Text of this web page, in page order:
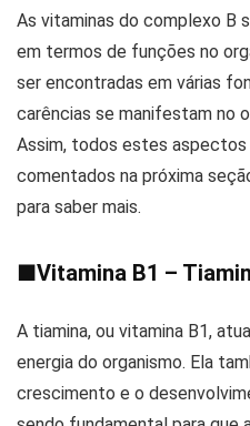
As vitaminas do complexo B
em termos de funções no
ser encontradas em várias
carências se manifestam no
Assim, todos estes
comentados na próxima
para saber mais.
■Vitamina B1 –
A tiamina, ou vitamina B1,
energia do organismo. Ela
crescimento e o